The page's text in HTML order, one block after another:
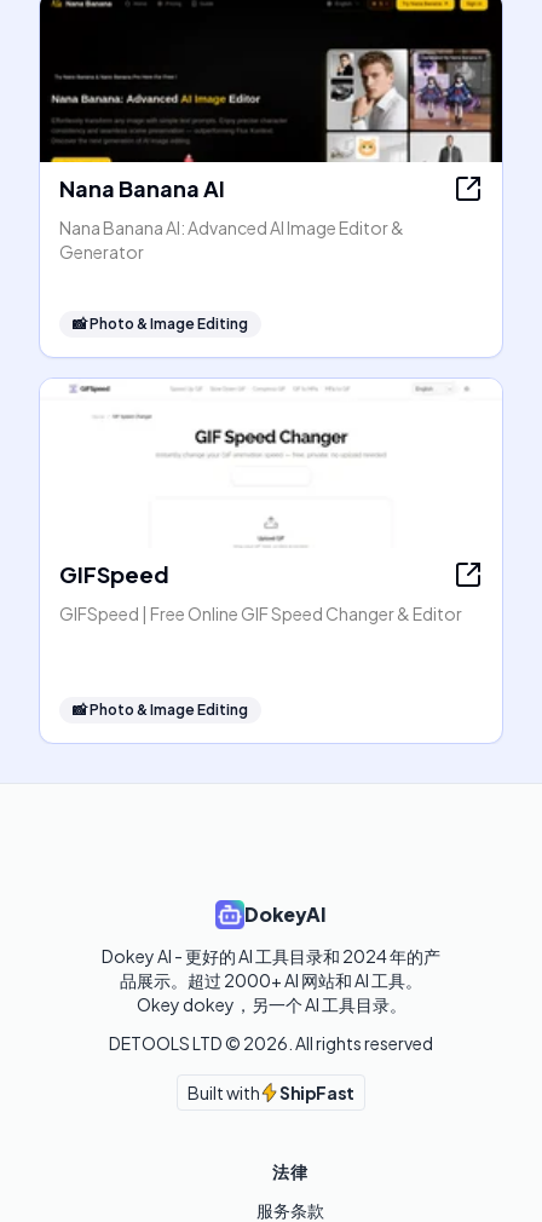
Nana Banana AI
Nana Banana AI: Advanced AI Image Editor &
Generator
📸Photo & Image Editing
GIFSpeed
GIFSpeed | Free Online GIF Speed Changer & Editor
📸Photo & Image Editing
DokeyAI
Dokey AI - 更好的 AI 工具目录和 2024 年的产
品展示。超过 2000+ AI 网站和 AI 工具。
Okey dokey，另一个 AI 工具目录。
DETOOLS LTD © 2026 . All rights reserved
Built with ShipFast
法律
服务条款